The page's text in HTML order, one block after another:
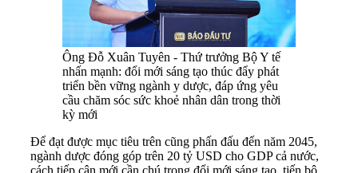
Ông Đỗ Xuân Tuyên - Thứ trưởng Bộ Y tế
nhấn mạnh: đổi mới sáng tạo thúc đẩy phát
triển bền vững ngành y dược, đáp ứng yêu
cầu chăm sóc sức khoẻ nhân dân trong thời
kỳ mới
Để đạt được mục tiêu trên cũng phấn đấu đến năm 2045,
ngành dược đóng góp trên 20 tỷ USD cho GDP cả nước,